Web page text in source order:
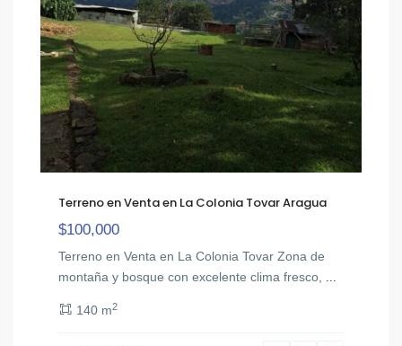
Terreno en Venta en La Colonia Tovar Aragua
$100,000
Terreno en Venta en La Colonia Tovar Zona de
montaña y bosque con excelente clima fresco, ...
140 m2